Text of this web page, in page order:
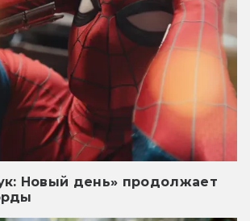
Новый день» продолжает